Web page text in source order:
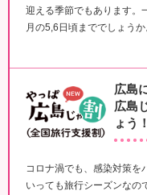
迎える季節でもあります。
月の5,6日頃まででしょう
広島
広島
ょう！
コロナ渦でも、感染対策を
いっても旅行シーズンなの